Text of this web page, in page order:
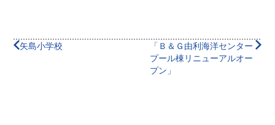
矢島小学校
「Ｂ＆Ｇ由利海洋センター
プール棟リニューアルオー
プン」